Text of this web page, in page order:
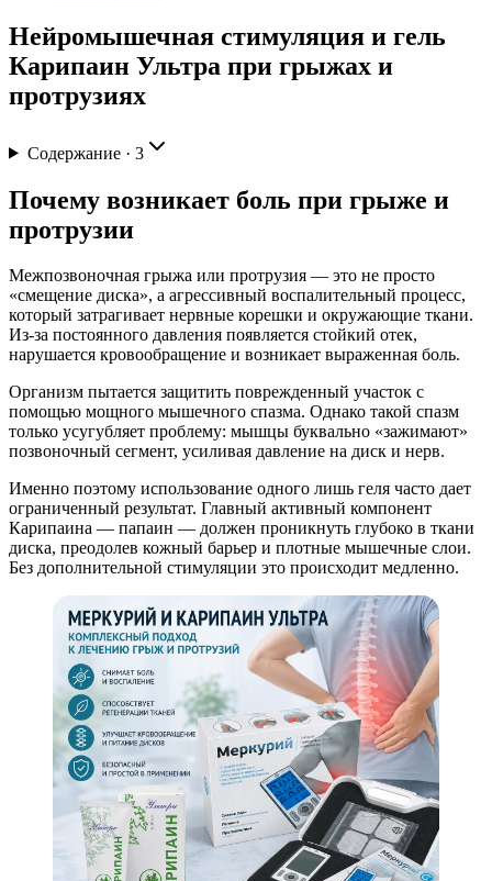
Нейромышечная стимуляция и гель
Карипаин Ультра при грыжах и
протрузиях
Содержание · 3
Почему возникает боль при грыже и
протрузии
Межпозвоночная грыжа или протрузия — это не просто
«смещение диска», а агрессивный воспалительный процесс,
который затрагивает нервные корешки и окружающие ткани.
Из-за постоянного давления появляется стойкий отек,
нарушается кровообращение и возникает выраженная боль.
Организм пытается защитить поврежденный участок с
помощью мощного мышечного спазма. Однако такой спазм
только усугубляет проблему: мышцы буквально «зажимают»
позвоночный сегмент, усиливая давление на диск и нерв.
Именно поэтому использование одного лишь геля часто дает
ограниченный результат. Главный активный компонент
Карипаина — папаин — должен проникнуть глубоко в ткани
диска, преодолев кожный барьер и плотные мышечные слои.
Без дополнительной стимуляции это происходит медленно.